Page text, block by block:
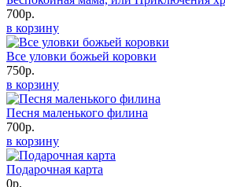
700р.
в корзину
Все уловки божьей коровки
750р.
в корзину
Песня маленького филина
700р.
в корзину
Подарочная карта
0р.